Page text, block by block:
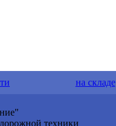
на складе
техники